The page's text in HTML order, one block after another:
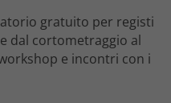
gratuito per registi
dal cortometraggio al
e incontri con i